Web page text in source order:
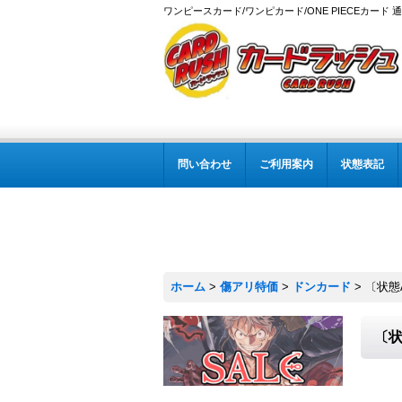
ワンピースカード/ワンピカード/ONE PIECEカード
問い合わせ ご利用案内 状態表記
ホーム > 傷アリ特価 > ドンカード > 〔状
〔